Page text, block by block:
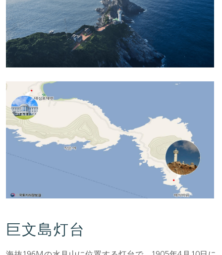
巨文島灯台